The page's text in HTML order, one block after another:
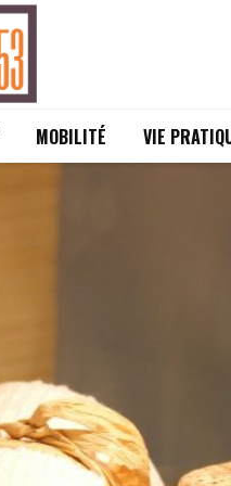
MOBILITÉ VIE